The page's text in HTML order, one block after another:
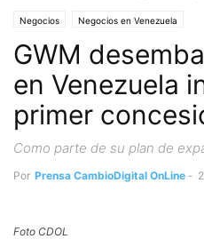
Negocios Negocios en Venezuela
GWM
en Venezuela
primer
Como parte de su plan de
Por Prensa CambioDigital OnLine -
Foto CDOL